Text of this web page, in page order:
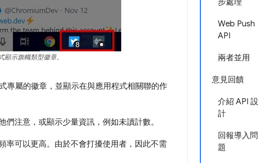
步處理
Web Push
API
兩者並用
意見回饋
介紹 API 設
計
回報導入問
題
示旗幟類型徽章。
專屬的徽章，並顯示在與應用程式相關聯的作
注意，或顯示少量資訊，例如未讀計數。
率可以更高。由於不會打擾使用者，因此不需